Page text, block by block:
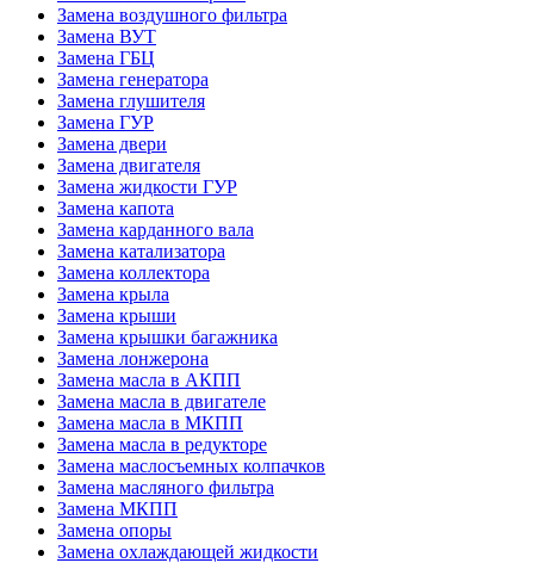
Замена воздушного фильтра
Замена ВУТ
Замена ГБЦ
Замена генератора
Замена глушителя
Замена ГУР
Замена двери
Замена двигателя
Замена жидкости ГУР
Замена капота
Замена карданного вала
Замена катализатора
Замена коллектора
Замена крыла
Замена крыши
Замена крышки багажника
Замена лонжерона
Замена масла в АКПП
Замена масла в двигателе
Замена масла в МКПП
Замена масла в редукторе
Замена маслосъемных колпачков
Замена масляного фильтра
Замена МКПП
Замена опоры
Замена охлаждающей жидкости